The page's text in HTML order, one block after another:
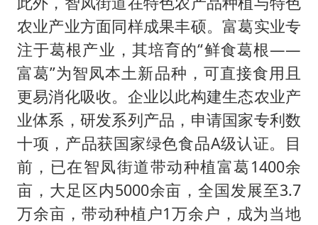
农业产业方面同样成果丰硕。富葛实业专
注于葛根产业，其培育的“鲜食葛根——
富葛”为智凤本土新品种，可直接食用且
更易消化吸收。企业以此构建生态农业产
业体系，研发系列产品，申请国家专利数
十项，产品获国家绿色食品A级认证。目
前，已在智凤街道带动种植富葛1400余
亩，大足区内5000余亩，全国发展至3.7
万余亩，带动种植户1万余户，成为当地